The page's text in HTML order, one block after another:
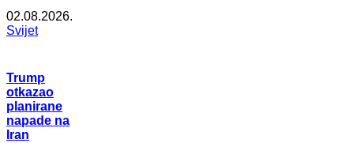
02.08.2026.
Svijet
Trump
otkazao
planirane
napade na
Iran